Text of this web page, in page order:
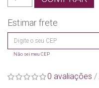
Estimar frete
Não sei meu CEP
0 avaliações /